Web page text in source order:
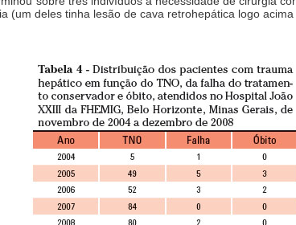
(um deles tinha lesão de cava retrohepática logo acima